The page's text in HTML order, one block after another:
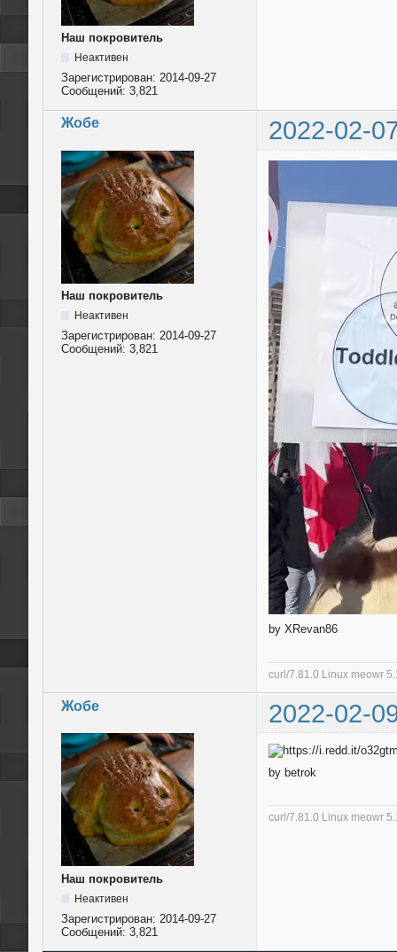
Наш покровитель
Неактивен
Зарегистрирован: 2014-09-27
Сообщений: 3,821
Жобе 2022-02-
Наш покровитель
Неактивен
Зарегистрирован: 2014-09-27
Сообщений: 3,821
by XRevan86
curl/7.81.0 Linux meowr
Жобе 2022-02-
Наш покровитель
Неактивен
Зарегистрирован: 2014-09-27
Сообщений: 3,821
by betrok
curl/7.81.0 Linux meowr